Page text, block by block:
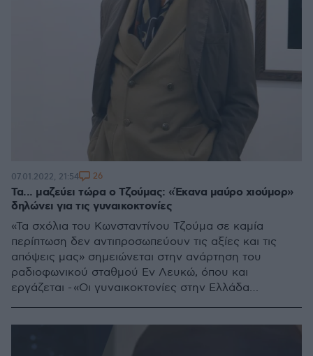
Τα... μαζεύει τώρα ο Τζούμας: «Έκανα μαύρο χιούμορ»
δηλώνει για τις γυναικοκτονίες
«Τα σχόλια του Κωνσταντίνου Τζούμα σε καμία
περίπτωση δεν αντιπροσωπεύουν τις αξίες και τις
απόψεις μας» σημειώνεται στην ανάρτηση του
ραδιοφωνικού σταθμού Εν Λευκώ, όπου και
εργάζεται - «Οι γυναικοκτονίες στην Ελλάδα
προκαλώντας έντονες αντιδράσεις
07.01.2022, 21:54 26